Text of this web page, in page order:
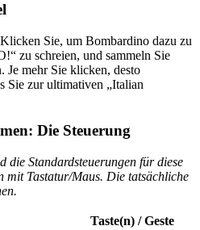
Sie, um Bombardino dazu zu
zu schreien, und sammeln Sie
Je mehr Sie klicken, desto
Sie zur ultimativen „Italian
Die Steuerung
die Standardsteuerungen für diese
mit Tastatur/Maus. Die tatsächliche
Taste(n) / Geste